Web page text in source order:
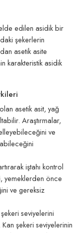
edilen asidik bir
şekerlerin
asetik asite
karakteristik asidik
asetik asit, yağ
Araştırmalar,
ve
iştahı kontrol
yemeklerden önce
ve gereksiz
seviyelerini
şekeri seviyelerinin